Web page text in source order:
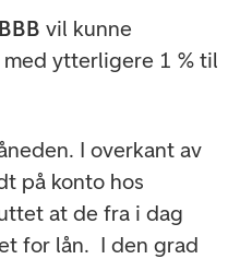
vil kunne
ytterligere 1 % til
I overkant av
på konto hos
at de fra i dag
for lån. I den grad